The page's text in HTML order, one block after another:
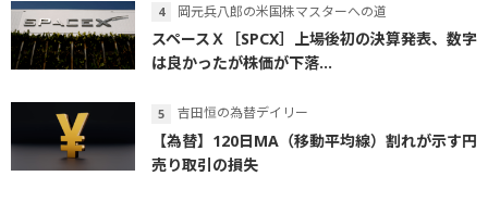
岡元兵八郎の米国株マスターへの道
スペースＸ［SPCX］上場後初の決算発表、数字
は良かったが株価が下落...
吉田恒の為替デイリー
【為替】120日MA（移動平均線）割れが示す円
売り取引の損失